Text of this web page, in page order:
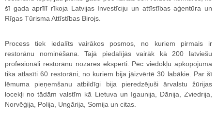
šī gada aprīlī rīkoja Latvijas Investīciju un attīstības aģentūra un
Rīgas Tūrisma Attīstības Birojs.
Process tiek iedalīts vairākos posmos, no kuriem pirmais ir
restorānu nominēšana. Tajā piedalījās vairāk kā 200 latviešu
profesionāli restorānu nozares eksperti. Pēc viedokļu apkopojuma
tika atlasīti 60 restorāni, no kuriem bija jāizvērtē 30 labākie. Par šī
lēmuma pieņemšanu atbildīgi bija pieredzējuši ārvalstu žūrijas
locekļi no tādām valstīm kā Lietuva un Igaunija, Dānija, Zviedrija,
Norvēģija, Polija, Ungārija, Somija un citas.